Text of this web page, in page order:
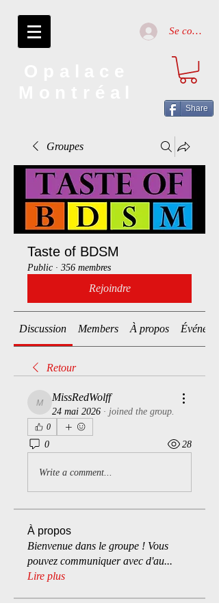
Se connecter
Share
Groupes
Taste of BDSM
Public · 356 membres
Rejoindre
Discussion Members À propos
Retour
MissRedWolff
MissRedWolff
24 mai 2026 · joined the group.
0
0 28
Write a comment...
À propos
Bienvenue dans le groupe ! Vous
pouvez communiquer avec d'au...
Lire plus